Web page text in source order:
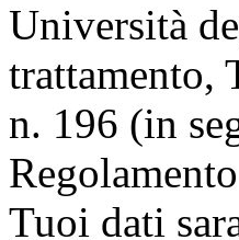
Università
trattamento,
n. 196 (in
Tuoi dati